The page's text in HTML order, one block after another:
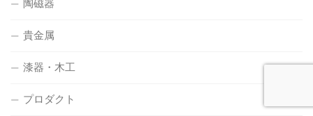
陶磁器
貴金属
漆器・木工
プロダクト